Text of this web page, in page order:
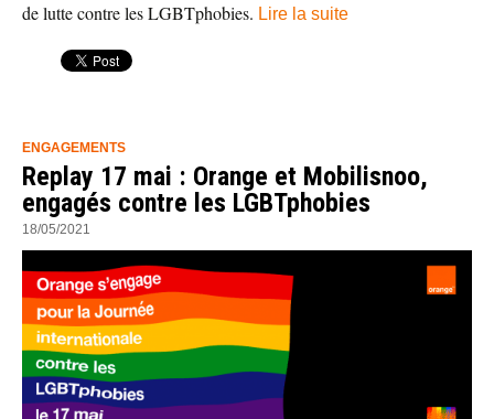
de lutte contre les LGBTphobies. Lire la suite
ENGAGEMENTS
Replay 17 mai : Orange et Mobilisnoo,
engagés contre les LGBTphobies
18/05/2021